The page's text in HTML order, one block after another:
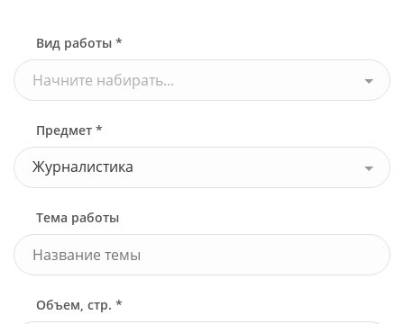
Вид работы *
Начните набирать...
Предмет *
Журналистика
Тема работы
Объем, стр. *